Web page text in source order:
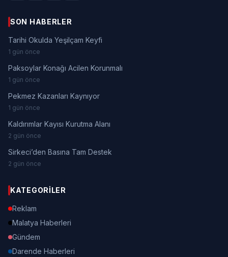
SON HABERLER
Tarihi Okulda Yeşilçam Keyfi
1 gün önce
Paksoylar Konağı Acilen Korunmalı
1 gün önce
Pekmez Kazanları Kaynıyor
1 gün önce
Kaldırımlar Kayısı Kurutma Alanı
2 gün önce
Sirkeci’den Basına Tam Destek
2 gün önce
KATEGORILER
Reklam
Malatya Haberleri
Gündem
Darende Haberleri